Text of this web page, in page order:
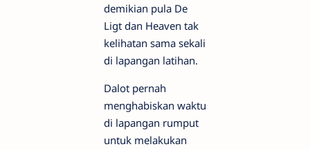
demikian pula De
Ligt dan Heaven tak
kelihatan sama sekali
di lapangan latihan.
Dalot pernah
menghabiskan waktu
di lapangan rumput
untuk melakukan